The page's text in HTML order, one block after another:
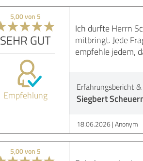
5,00 von 5
SEHR GUT
Empfehlung
Ich durfte Herrn
mitbringt. Jede
empfehle jedem,
Erfahrungsbericht
Siegbert
18.06.2026 Anonym
5,00 von 5